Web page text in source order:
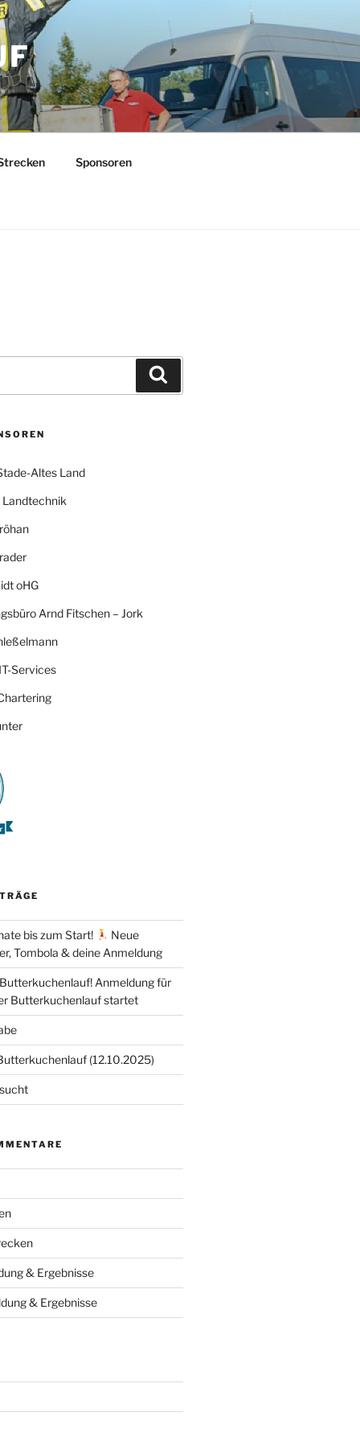
Sponsoren
Altes Land
oHG
Arnd Fitschen – Jork
Services
bis zum Start!
Neue
Tombola & deine Anmeldung
Anmeldung für
Butterkuchenlauf startet
(12.10.2025)
& Ergebnisse
& Ergebnisse